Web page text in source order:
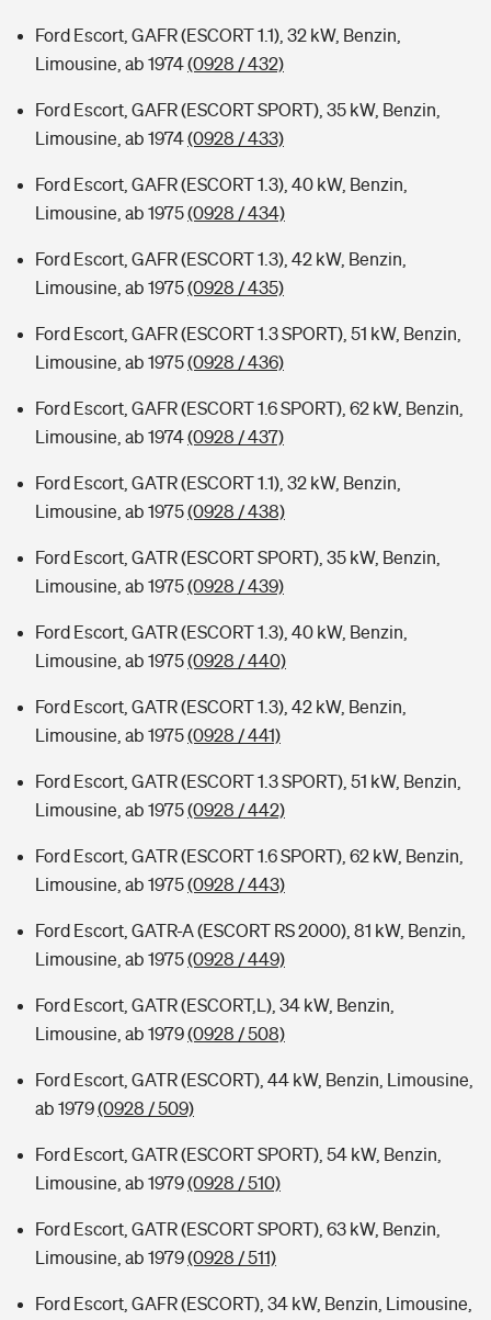
Ford Escort, GAFR (ESCORT 1.1), 32 kW, Benzin,
Limousine, ab 1974(0928 / 432)
Ford Escort, GAFR (ESCORT SPORT), 35 kW, Benzin,
Limousine, ab 1974(0928 / 433)
Ford Escort, GAFR (ESCORT 1.3), 40 kW, Benzin,
Limousine, ab 1975(0928 / 434)
Ford Escort, GAFR (ESCORT 1.3), 42 kW, Benzin,
Limousine, ab 1975(0928 / 435)
Ford Escort, GAFR (ESCORT 1.3 SPORT), 51 kW, Benzin,
Limousine, ab 1975(0928 / 436)
Ford Escort, GAFR (ESCORT 1.6 SPORT), 62 kW, Benzin,
Limousine, ab 1974(0928 / 437)
Ford Escort, GATR (ESCORT 1.1), 32 kW, Benzin,
Limousine, ab 1975(0928 / 438)
Ford Escort, GATR (ESCORT SPORT), 35 kW, Benzin,
Limousine, ab 1975(0928 / 439)
Ford Escort, GATR (ESCORT 1.3), 40 kW, Benzin,
Limousine, ab 1975(0928 / 440)
Ford Escort, GATR (ESCORT 1.3), 42 kW, Benzin,
Limousine, ab 1975(0928 / 441)
Ford Escort, GATR (ESCORT 1.3 SPORT), 51 kW, Benzin,
Limousine, ab 1975(0928 / 442)
Ford Escort, GATR (ESCORT 1.6 SPORT), 62 kW, Benzin,
Limousine, ab 1975(0928 / 443)
Ford Escort, GATR-A (ESCORT RS 2000), 81 kW, Benzin,
Limousine, ab 1975(0928 / 449)
Ford Escort, GATR (ESCORT,L), 34 kW, Benzin,
Limousine, ab 1979(0928 / 508)
Ford Escort, GATR (ESCORT), 44 kW, Benzin, Limousine,
ab 1979(0928 / 509)
Ford Escort, GATR (ESCORT SPORT), 54 kW, Benzin,
Limousine, ab 1979(0928 / 510)
Ford Escort, GATR (ESCORT SPORT), 63 kW, Benzin,
Limousine, ab 1979(0928 / 511)
Ford Escort, GAFR (ESCORT), 34 kW, Benzin, Limousine,